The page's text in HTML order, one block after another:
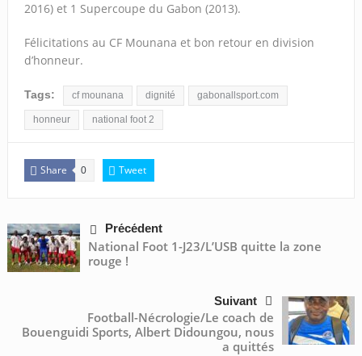
2016) et 1 Supercoupe du Gabon (2013).
Félicitations au CF Mounana et bon retour en division
d’honneur.
Tags: cf mounana dignité gabonallsport.com
honneur national foot 2
Share 0 Tweet
Précédent
National Foot 1-J23/L’USB quitte la zone
rouge !
Suivant
Football-Nécrologie/Le coach de
Bouenguidi Sports, Albert Didoungou, nous
a quittés